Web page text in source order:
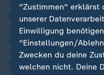
Aktuelle Sendungs-
ZDFheute Stories
Themen im Überblick
"Zustimmen" erklärst
unserer
Einwilligung
"Einstellungen/
Zwecken du deine
welchen nicht. Deine